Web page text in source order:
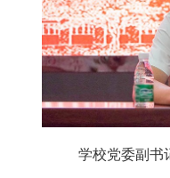
学校党委副书